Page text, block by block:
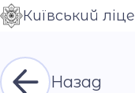
Контраст
Шрифт
Київський
Назад